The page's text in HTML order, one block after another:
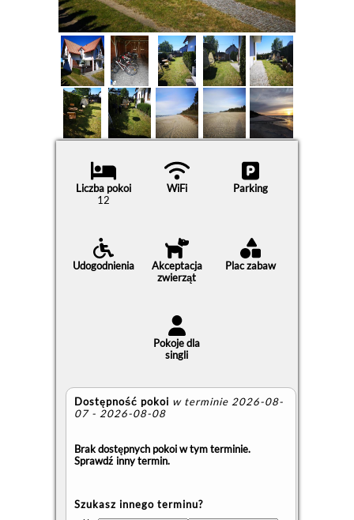
Liczba pokoi
12
WiFi Parking
Udogodnienia
Akceptacja
zwierząt
Plac zabaw
Pokoje dla
singli
Dostępność pokoi w terminie 2026-08-
07 - 2026-08-08
Brak dostępnych pokoi w tym terminie.
Sprawdź inny termin.
Szukasz innego terminu?